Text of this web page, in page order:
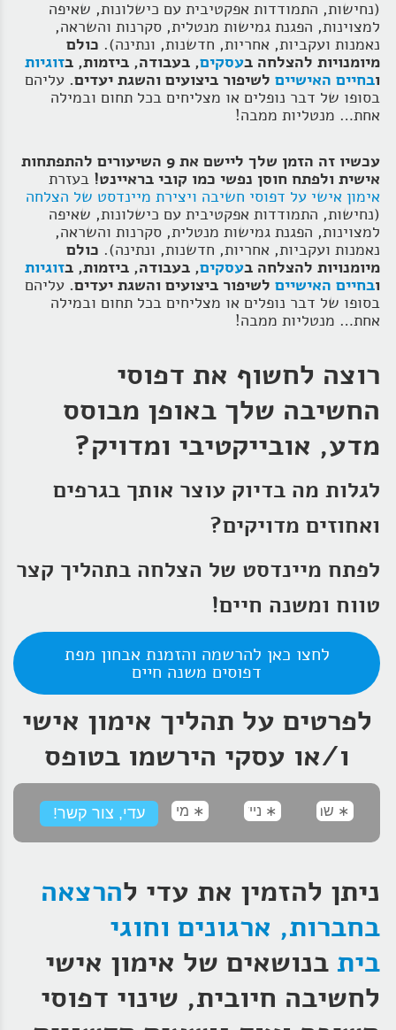
(נחישות, התמודדות אפקטיבית עם כישלונות, שאיפה
למצוינות, הפגנת גמישות מנטלית, סקרנות והשראה,
נאמנות ועקביות, אחריות, חדשנות, ונתינה). כולם
מיומנויות להצלחה בעסקים, בעבודה, ביזמות, בזוגיות
ובחיים האישיים לשיפור ביצועים והשגת יעדים. עליהם
בסופו של דבר נופלים או מצליחים בכל תחום ובמילה
אחת… מנטליות ממבה!
עכשיו זה הזמן שלך ליישם את 9 השיעורים להתפתחות
אישית ולפתח חוסן נפשי כמו קובי בראיינט! בעזרת
אימון אישי על דפוסי חשיבה ויצירת מיינדסט של הצלחה
(נחישות, התמודדות אפקטיבית עם כישלונות, שאיפה
למצוינות, הפגנת גמישות מנטלית, סקרנות והשראה,
נאמנות ועקביות, אחריות, חדשנות, ונתינה). כולם
מיומנויות להצלחה בעסקים, בעבודה, ביזמות, בזוגיות
ובחיים האישיים לשיפור ביצועים והשגת יעדים. עליהם
בסופו של דבר נופלים או מצליחים בכל תחום ובמילה
אחת… מנטליות ממבה!
רוצה לחשוף את דפוסי
החשיבה שלך באופן מבוסס
מדע, אובייקטיבי ומדויק?
לגלות מה בדיוק עוצר אותך בגרפים
ואחוזים מדויקים?
לפתח מיינדסט של הצלחה בתהליך קצר
טווח ומשנה חיים!
לחצו כאן להרשמה והזמנת אבחון מפת
דפוסים משנה חיים
לפרטים על תהליך אימון אישי
ו/או עסקי הירשמו בטופס
ניתן להזמין את עדי להרצאה
בחברות, ארגונים וחוגי
בית בנושאים של אימון אישי
לחשיבה חיובית, שינוי דפוסי